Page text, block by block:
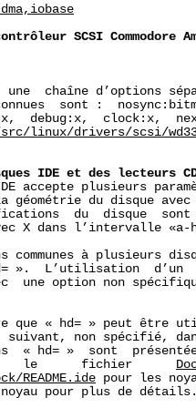
SCSI Commodore
une  chaîne d’options
sont :
debug:x,  clock:x,
linux/drivers/scsi/
IDE et des lecteurs
accepte plusieurs
géométrie du disque
du  disque
X dans l’intervalle «a-
communes à plusieurs
».  L’utilisation  d’un
une option non
que « hd= » peut être
suivant, non spécifié,
« hd= »  sont
le      fichier
README.ide pour les
pour plus de